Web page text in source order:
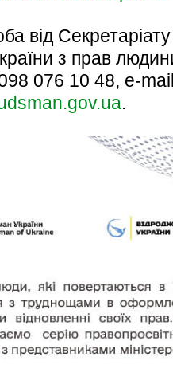
від
з прав
076 10 48, e-
.